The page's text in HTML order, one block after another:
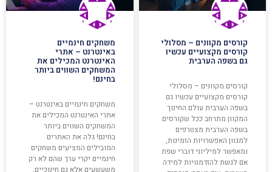
קורסים מקוונים – מסלולי
קורסים מקצועיים עכשיו
גם בשפה הערבית
קורסים מקוונים – מסלולי
קורסים מקצועיים עכשיו גם
בשפה הערבית עולם החינוך
המקוון מתרחב ככל שקורסים
בשפה הערבית מצטרפים
למגוון האפשרויות הזמינות,
ומאפשר למיליוני דוברי שפת
אם לגשת להזדמנויות למידה
משחקים חינמיים
באינטרנט – אתרי
האינטרנט המכילים את
המשחקים השווים ביותר
בחינם!
משחקים חינמיים באינטרנט –
אתרי האינטרנט המכילים את
המשחקים השווים ביותר
בחינם! גלה את האתרים
המובילים המציעים משחקים
חינמיים יקרי ערך שהם לא רק
משעשעים אלא גם חינוכיים,